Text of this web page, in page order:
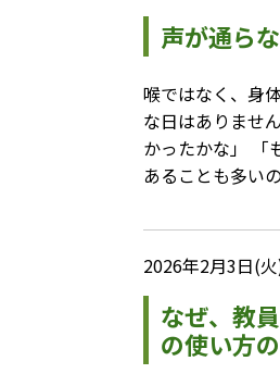
声が通ら
喉ではなく、身
な日はありませ
かったかな」 「
あることも多い
2026年2月3日(
なぜ、教
の使い方